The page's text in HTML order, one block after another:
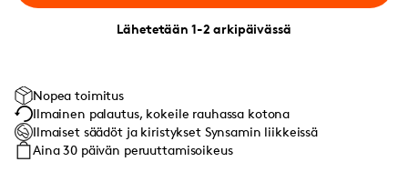
Lähetetään 1-2 arkipäivässä
Nopea toimitus
Ilmainen palautus, kokeile rauhassa kotona
Ilmaiset säädöt ja kiristykset Synsamin liikkeissä
Aina 30 päivän peruuttamisoikeus